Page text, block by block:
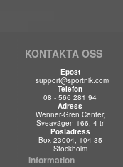
KONTAKTA OSS
Epost
support@sportnik.com
Telefon
08 - 566 281 94
Adress
Wenner-Gren Center,
Sveavägen 166, 4 tr
Postadress
Box 23004, 104 35
Stockholm
Information